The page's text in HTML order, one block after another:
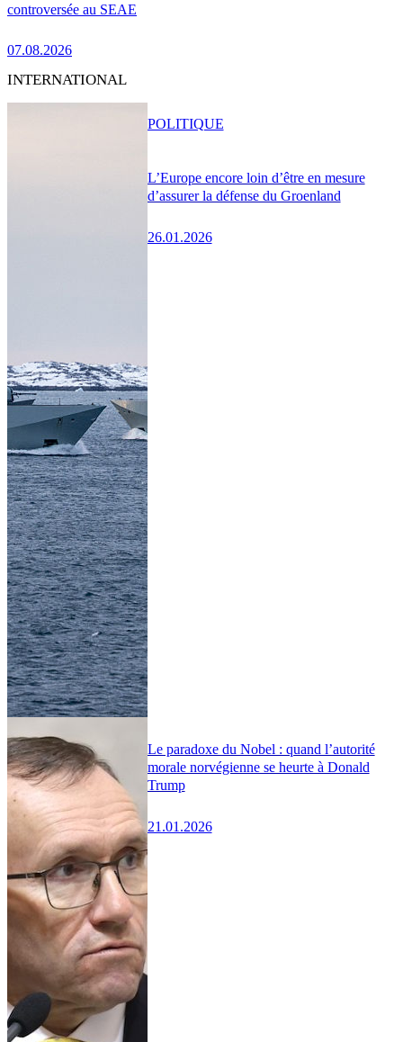
controversée au SEAE
07.08.2026
INTERNATIONAL
L’Europe encore loin d’être en mesure
d’assurer la défense du Groenland
26.01.2026
POLITIQUE
Le paradoxe du Nobel : quand l’autorité
morale norvégienne se heurte à Donald
Trump
21.01.2026